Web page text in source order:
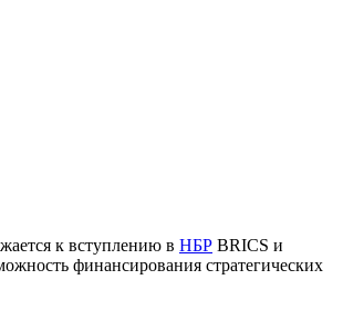
к вступлению в НБР BRICS и
финансирования стратегических